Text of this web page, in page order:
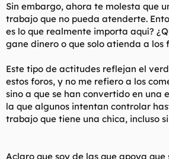
Sin embargo, ahora te molesta que
trabajo que no pueda atenderte.
es lo que realmente importa aquí?
gane dinero o que solo atienda a los
Este tipo de actitudes reflejan el
estos foros, y no me refiero a los
sino a que se han convertido en una
la que algunos intentan controlar
trabajo que tiene una chica, incluso
Aclaro que soy de las que apoya